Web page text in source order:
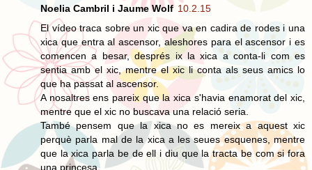
Noelia Cambril i Jaume Wolf 10.2.15
El vídeo traca sobre un xic que va en cadira de rodes i una
xica que entra al ascensor, aleshores para el ascensor i es
comencen a besar, després ix la xica a conta-li com es
sentia amb el xic, mentre el xic li conta als seus amics lo
que ha passat al ascensor.
A nosaltres ens pareix que la xica s'havia enamorat del xic,
mentre que el xic no buscava una relació seria.
També pensem que la xica no es mereix a aquest xic
perquè parla mal de la xica a les seues esquenes, mentre
que la xica parla be de ell i diu que la tracta be com si fora
una princesa.